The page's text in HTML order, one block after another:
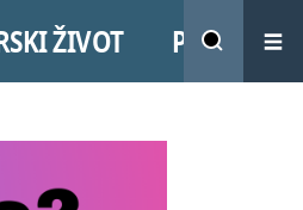
ŽIVOT PROMO